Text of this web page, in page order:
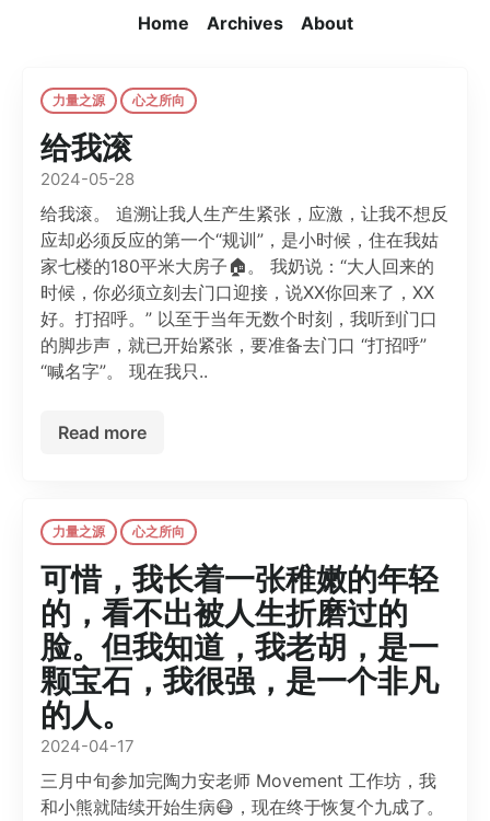
Home Archives About
力量之源 心之所向
给我滚
2024-05-28
给我滚。 追溯让我人生产生紧张，应激，让我不想反
应却必须反应的第一个“规训”，是小时候，住在我姑
家七楼的180平米大房子🏠。 我奶说：“大人回来的
时候，你必须立刻去门口迎接，说XX你回来了，XX
好。打招呼。” 以至于当年无数个时刻，我听到门口
的脚步声，就已开始紧张，要准备去门口 “打招呼”
“喊名字”。 现在我只..
Read more
力量之源 心之所向
可惜，我长着一张稚嫩的年轻
的，看不出被人生折磨过的
脸。但我知道，我老胡，是一
颗宝石，我很强，是一个非凡
的人。
2024-04-17
三月中旬参加完陶力安老师 Movement 工作坊，我
和小熊就陆续开始生病😷，现在终于恢复个九成了。